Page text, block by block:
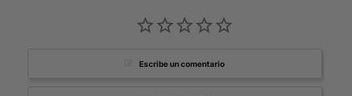
Escribe un comentario